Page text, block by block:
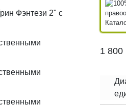
1 800